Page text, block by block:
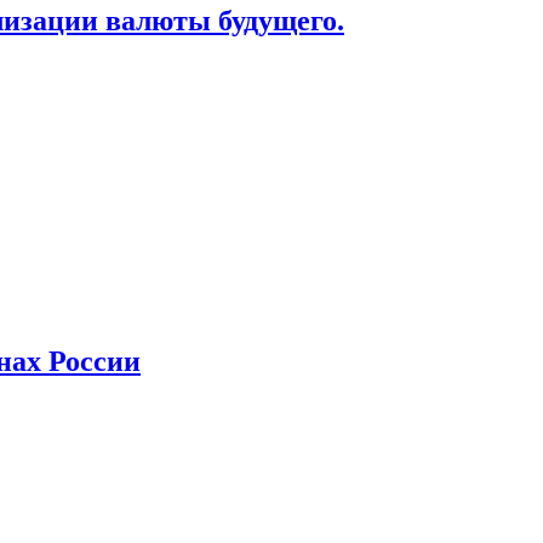
валюты будущего.
России